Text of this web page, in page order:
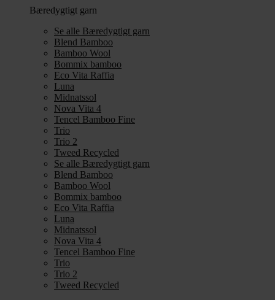
Bæredygtigt garn
Se alle Bæredygtigt garn
Blend Bamboo
Bamboo Wool
Bommix bamboo
Eco Vita Raffia
Luna
Midnatssol
Nova Vita 4
Tencel Bamboo Fine
Trio
Trio 2
Tweed Recycled
Se alle Bæredygtigt garn
Blend Bamboo
Bamboo Wool
Bommix bamboo
Eco Vita Raffia
Luna
Midnatssol
Nova Vita 4
Tencel Bamboo Fine
Trio
Trio 2
Tweed Recycled